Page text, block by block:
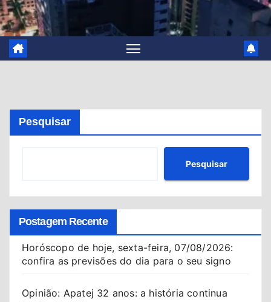
Pesquisar
Pesquisar
Postagem Recente
Horóscopo de hoje, sexta-feira, 07/08/2026:
confira as previsões do dia para o seu signo
Opinião: Apatej 32 anos: a história continua